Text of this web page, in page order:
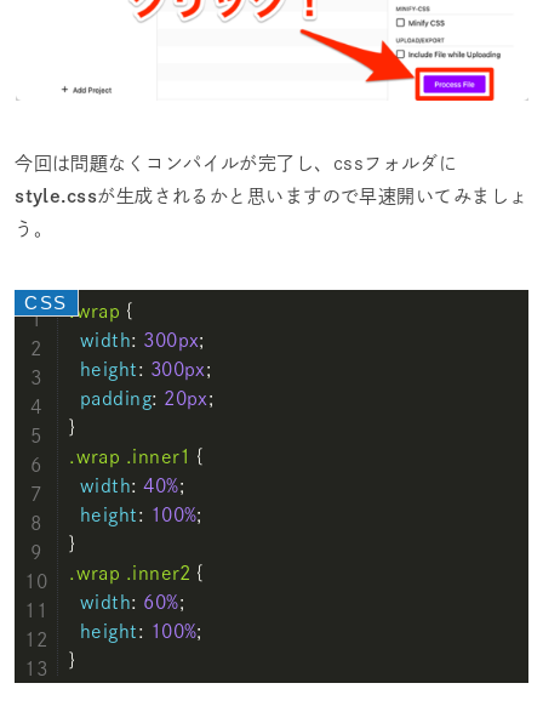
今回は問題なくコンパイルが完了し、cssフォルダに
style.cssが生成されるかと思いますので早速開いてみましょ
う。
.wrap {
width: 300px;
height : 300px ;
padding: 20px ;
.wrap .inner1
{
width: 40%;
height : 100%;
.wrap .inner2 {
width: 60%;
height : 100%;
}